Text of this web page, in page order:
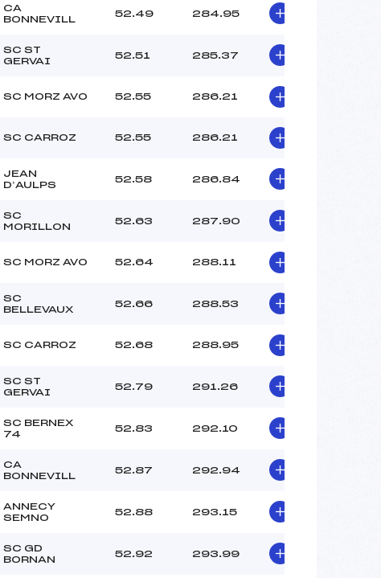
CA
BONNEVILL
52.49 284.95
SC ST
GERVAI
52.51 285.37
SC MORZ AVO 52.55 286.21
SC CARROZ 52.55 286.21
JEAN
D’AULPS
52.58 286.84
SC
MORILLON
52.63 287.90
SC MORZ AVO 52.64 288.11
SC
BELLEVAUX
52.66 288.53
SC CARROZ 52.68 288.95
SC ST
GERVAI
52.79 291.26
SC BERNEX
74
52.83 292.10
CA
BONNEVILL
52.87 292.94
ANNECY
SEMNO
52.88 293.15
SC GD
BORNAN
52.92 293.99